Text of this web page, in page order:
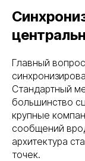
Главный
Стандартный
большинство
крупные
сообщений
архитектура
точек.